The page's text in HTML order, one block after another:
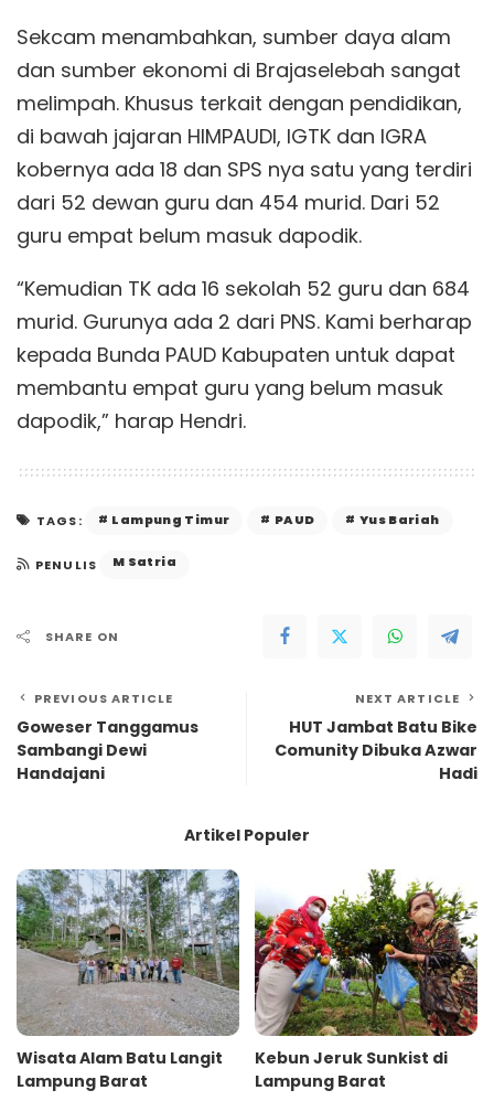
Sekcam menambahkan, sumber daya alam
dan sumber ekonomi di Brajaselebah sangat
melimpah. Khusus terkait dengan pendidikan,
di bawah jajaran HIMPAUDI, IGTK dan IGRA
kobernya ada 18 dan SPS nya satu yang terdiri
dari 52 dewan guru dan 454 murid. Dari 52
guru empat belum masuk dapodik.
“Kemudian TK ada 16 sekolah 52 guru dan 684
murid. Gurunya ada 2 dari PNS. Kami berharap
kepada Bunda PAUD Kabupaten untuk dapat
membantu empat guru yang belum masuk
dapodik,” harap Hendri.
TAGS: Lampung Timur PAUD Yus Bariah
PENULIS M Satria
SHARE ON
PREVIOUS ARTICLE
Goweser Tanggamus
Sambangi Dewi
Handajani
NEXT ARTICLE
HUT Jambat Batu Bike
Comunity Dibuka Azwar
Hadi
Artikel Populer
Wisata Alam Batu Langit
Lampung Barat
Kebun Jeruk Sunkist di
Lampung Barat